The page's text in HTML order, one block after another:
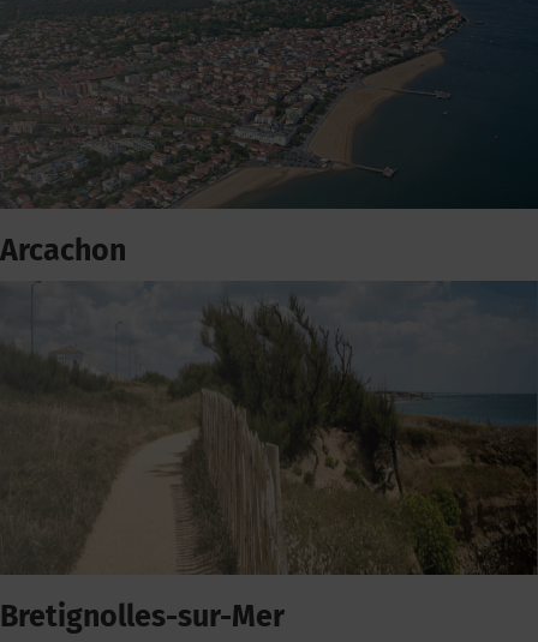
Arcachon
Bretignolles-sur-Mer